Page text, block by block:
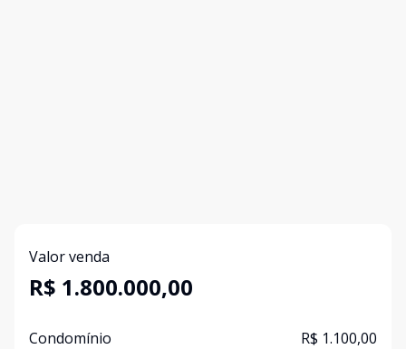
Valor venda
R$ 1.800.000,00
Condomínio R$ 1.100,00